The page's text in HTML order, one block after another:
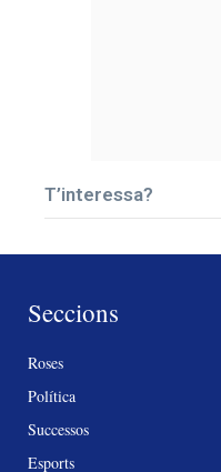
T’interessa?
Seccions
Roses
Política
Successos
Esports